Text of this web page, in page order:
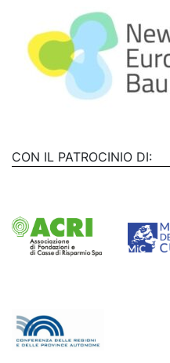
CON IL PATROCINIO DI: